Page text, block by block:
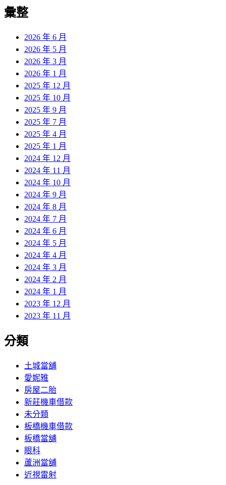
彙整
2026 年 6 月
2026 年 5 月
2026 年 3 月
2026 年 1 月
2025 年 12 月
2025 年 10 月
2025 年 9 月
2025 年 7 月
2025 年 4 月
2025 年 1 月
2024 年 12 月
2024 年 11 月
2024 年 10 月
2024 年 9 月
2024 年 8 月
2024 年 7 月
2024 年 6 月
2024 年 5 月
2024 年 4 月
2024 年 3 月
2024 年 2 月
2024 年 1 月
2023 年 12 月
2023 年 11 月
分類
土城當舖
愛妮雅
房屋二胎
新莊機車借款
未分類
板橋機車借款
板橋當舖
眼科
蘆洲當舖
近視雷射